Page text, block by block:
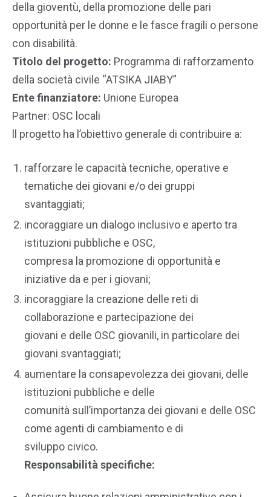
della gioventù, della promozione delle pari
opportunità per le donne e le fasce fragili o persone
con disabilità.
Titolo del progetto: Programma di rafforzamento
della società civile “ATSIKA JIABY”
Ente finanziatore: Unione Europea
Partner: OSC locali
ll progetto ha l’obiettivo generale di contribuire a:
rafforzare le capacità tecniche, operative e
tematiche dei giovani e/o dei gruppi
svantaggiati;
incoraggiare un dialogo inclusivo e aperto tra
istituzioni pubbliche e OSC,
compresa la promozione di opportunità e
iniziative da e per i giovani;
incoraggiare la creazione delle reti di
collaborazione e partecipazione dei
giovani e delle OSC giovanili, in particolare dei
giovani svantaggiati;
aumentare la consapevolezza dei giovani, delle
istituzioni pubbliche e delle
comunità sull’importanza dei giovani e delle OSC
come agenti di cambiamento e di
sviluppo civico.
Responsabilità specifiche: